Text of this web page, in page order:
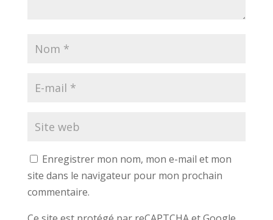
Enregistrer mon nom, mon e-mail et mon
site dans le navigateur pour mon prochain
commentaire.